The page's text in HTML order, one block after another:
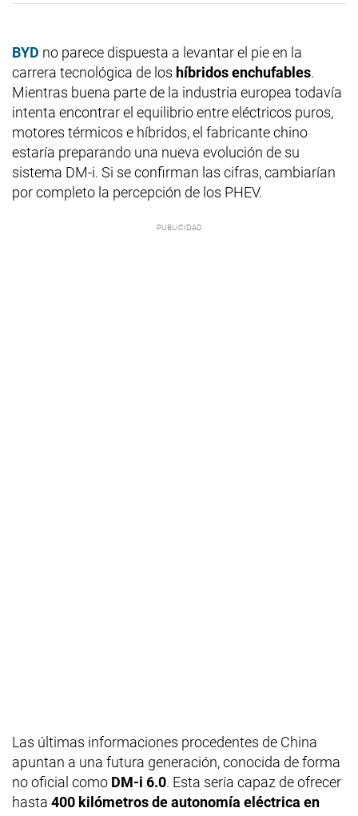
BYD no parece dispuesta a levantar el pie en la
carrera tecnológica de los híbridos enchufables.
Mientras buena parte de la industria europea todavía
intenta encontrar el equilibrio entre eléctricos puros,
motores térmicos e híbridos, el fabricante chino
estaría preparando una nueva evolución de su
sistema DM-i. Si se confirman las cifras, cambiarían
por completo la percepción de los PHEV.
Las últimas informaciones procedentes de China
apuntan a una futura generación, conocida de forma
no oficial como DM-i 6.0. Esta sería capaz de ofrecer
hasta 400 kilómetros de autonomía eléctrica en